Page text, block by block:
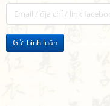
Gửi bình luận